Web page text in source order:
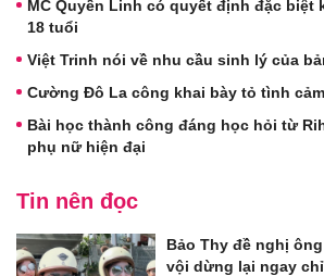
MC Quyền Linh có quyết định đặc biệt
18 tuổi
Việt Trinh nói về nhu cầu sinh lý của
Cường Đô La công khai bày tỏ tình
Bài học thành công đáng học hỏi từ
phụ nữ hiện đại
Tin nên đọc
Bảo Thy đề nghị
vội dừng lại ngay